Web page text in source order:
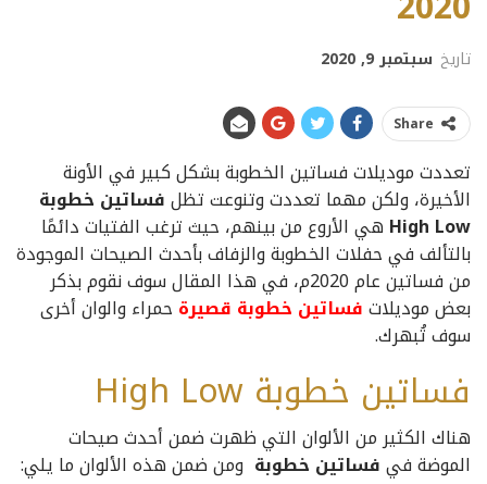
تاريخ سبتمبر 9, 2020
Share
تعددت موديلات فساتين الخطوبة بشكل كبير في الأونة
الأخيرة، ولكن مهما تعددت وتنوعت تظلفساتين خطوبة
High Low هيالأروع من بينهم، حيث ترغب الفتيات دائمًا
بالتألف في حفلات الخطوبة والزفاف بأحدث الصيحات الموجودة
من فساتين عام 2020م، في هذا المقال سوف نقوم بذكر
بعض موديلاتفساتين خطوبة قصيرة حمراء والوان أخرى
سوف تُبهرك.
فساتين خطوبة High Low
هناك الكثير من الألوان التي ظهرت ضمن أحدث صيحات
الموضة فيفساتين خطوبة ومن ضمن هذه الألوان ما يلي: